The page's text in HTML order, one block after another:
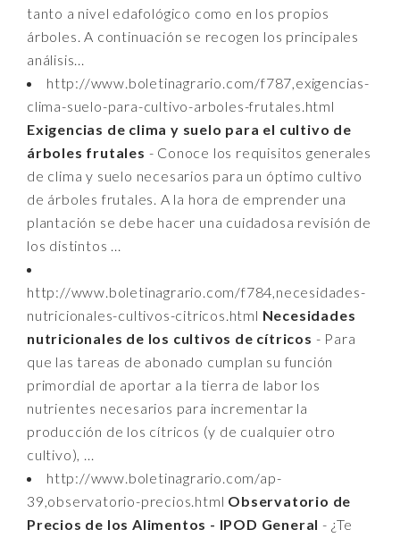
tanto a nivel edafológico como en los propios
árboles. A continuación se recogen los principales
análisis...
http://www.boletinagrario.com/f787,exigencias-
clima-suelo-para-cultivo-arboles-frutales.html
Exigencias de clima y suelo para el cultivo de
árboles frutales - Conoce los requisitos generales
de clima y suelo necesarios para un óptimo cultivo
de árboles frutales. A la hora de emprender una
plantación se debe hacer una cuidadosa revisión de
los distintos ...
http://www.boletinagrario.com/f784,necesidades-
nutricionales-cultivos-citricos.html Necesidades
nutricionales de los cultivos de cítricos - Para
que las tareas de abonado cumplan su función
primordial de aportar a la tierra de labor los
nutrientes necesarios para incrementar la
producción de los cítricos (y de cualquier otro
cultivo), ...
http://www.boletinagrario.com/ap-
39,observatorio-precios.html Observatorio de
Precios de los Alimentos - IPOD General - ¿Te